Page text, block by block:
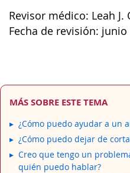
Revisor médico: Leah J.
Fecha de revisión: junio
MÁS SOBRE ESTE TEMA
¿Cómo puedo ayudar a un
¿Cómo puedo dejar de
Creo que tengo un
quién puedo hablar?